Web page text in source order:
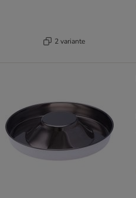
2 variante